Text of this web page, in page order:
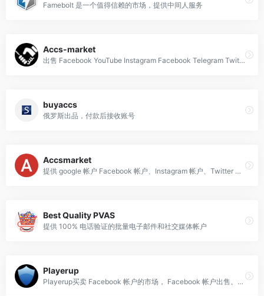
Famebolt 是一个值得信赖的市场，提供中间人服务
Accs-market
出售 Facebook YouTube Instagram Facebook Telegram Twitter TikTok Likee Discord 等账号
buyaccs
俄罗斯出品，付款后接收账号
Accsmarket
提供 google 帐户 Facebook 帐户、Instagram 帐户、Twitter 帐户等等
Best Quality PVAS
提供 100% 电话验证的批量电子邮件和社交媒体帐户
Playerup
Playerup买卖 Facebook 帐户的市场， Facebook 帐户出售。还有多种游戏账户